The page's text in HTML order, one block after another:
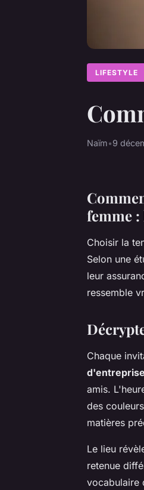
LIFESTYLE
Naïm•9
femme
Choisir la
Selon une
leur
ressemble
Chaque
d'entreprise
amis.
des
matières
Le lieu
retenue
vocabulaire